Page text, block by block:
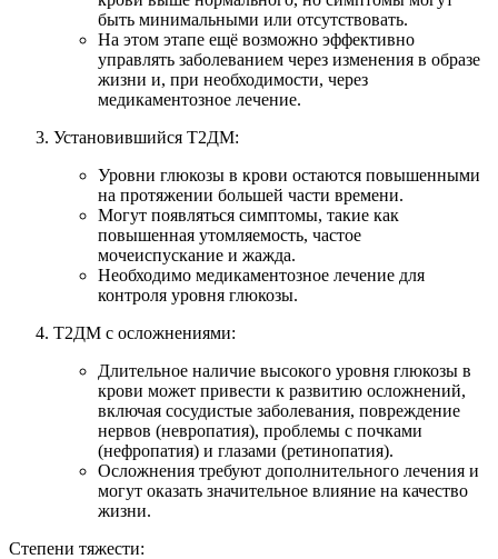
быть минимальными или отсутствовать.
На этом этапе ещё возможно эффективно
управлять заболеванием через изменения в образе
жизни и, при необходимости, через
медикаментозное лечение.
Установившийся Т2ДМ:
Уровни глюкозы в крови остаются повышенными
на протяжении большей части времени.
Могут появляться симптомы, такие как
повышенная утомляемость, частое
мочеиспускание и жажда.
Необходимо медикаментозное лечение для
контроля уровня глюкозы.
Т2ДМ с осложнениями:
Длительное наличие высокого уровня глюкозы в
крови может привести к развитию осложнений,
включая сосудистые заболевания, повреждение
нервов (невропатия), проблемы с почками
(нефропатия) и глазами (ретинопатия).
Осложнения требуют дополнительного лечения и
могут оказать значительное влияние на качество
жизни.
Степени тяжести: